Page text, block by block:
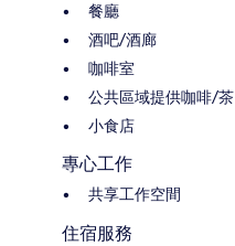
餐廳
酒吧/酒廊
咖啡室
公共區域提供咖啡/茶
小食店
專心工作
共享工作空間
住宿服務